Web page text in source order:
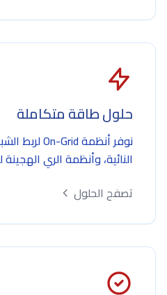
حلول طاقة متكاملة
النائية، وأنظمة الري الهجينة
تصفح الحلول